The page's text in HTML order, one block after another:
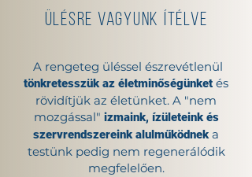
ülésre vagyunk ítélve
A rengeteg üléssel észrevétlenül
tönkretesszük az életminőségünket és
rövidítjük az életünket. A "nem
mozgással" izmaink, ízületeink és
szervrendszereink alulműködneka
testünk pedig nem regenerálódik
megfelelően​.